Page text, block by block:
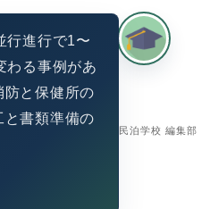
民泊学校 編集部
行進行で1〜
わる事例があ
防と保健所の
と書類準備の